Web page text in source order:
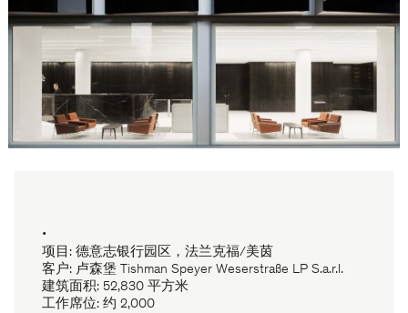
•
项目: 德意志银行园区，法兰克福/美茵
客户: 卢森堡 Tishman Speyer Weserstraße LP S.a.r.l.
建筑面积: 52,830 平方米
工作席位: 约 2,000